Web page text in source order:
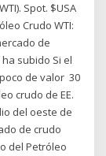
Spot. $USA
Crudo WTI:
de
subido Si el
de valor 30
crudo de EE.
del oeste de
de crudo
del Petróleo